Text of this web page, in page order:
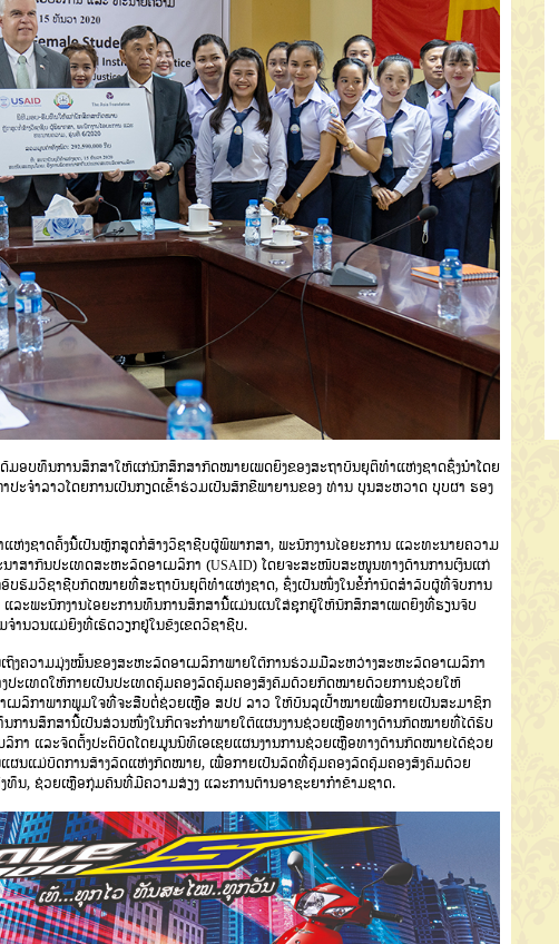
ອບທຶນການສຶກສາໃຫ້ແກ່ນັກສຶກສາກົດໝາຍເພດຍິງຂອງສະຖາບັນຍຸຕິທໍາແຫ່ງຊາດຊຶ່ງນຳໂດຍ
ະຈໍາລາວໂດຍການເປັນກຽດເຂົ້າຮ່ວມເປັນສັກຂີພາຍານຂອງ ທ່ານ ບຸນສະຫວາດ ບຸບຜາ ຮອງ
ຊາດຄັ້ງນີ້ເປັນຫຼັກສູດກໍ່ສ້າງວິຊາຊີບຜູ້ພິພາກສາ, ພະນັກງານໄອຍະການ ແລະທະນາຍຄວາມ
າກົນປະເທດສະຫະລັດອາເມລິກາ (USAID) ໂດຍຈະສະໜັບສະໜູນທາງດ້ານການເງິນແກ່
ບຮົມວິຊາຊີບກົດໝາຍທີ່ສະຖາບັນຍຸຕິທຳແຫ່ງຊາດ, ຊຶ່ງເປັນໜຶ່ງໃນຂໍ້ກໍານົດສໍາລັບຜູ້ທີ່ຈົບການ
ະພະນັກງານໄອຍະການທຶນການສຶກສານີ້ແມ່ນແນໃສ່ຊຸກຍູ້ໃຫ້ນັກສຶກສາເພດຍິງທີ່ຮຽນຈົບ
ານວນແມ່ຍິງທີ່ເຮັດວຽກຢູ່ໃນຂົງເຂດວິຊາຊີບ.
ຖິງຄວາມມຸ່ງໝັ້ນຂອງສະຫະລັດອາເມລິກາພາຍໃຕ້ການຮ່ວມມືລະຫວ່າງສະຫະລັດອາເມລິກາ
ປະເທດໃຫ້ກາຍເປັນປະເທດຄຸ້ມຄອງລັດຄຸ້ມຄອງສັງຄົມດ້ວຍກົດໝາຍດ້ວຍການຊ່ວຍໃຫ້
ມລິກາພາກພູມໃຈທີ່ຈະສືບຕໍ່ຊ່ວຍເຫຼືອ ສປປ ລາວ ໃຫ້ບັນລຸເປົ້າໝາຍເພື່ອກາຍເປັນສະມາຊິກ
ານສຶກສານີ້ເປັນສ່ວນໜຶ່ງໃນກິດຈະກໍາພາຍໃຕ້ແຜນງານຊ່ວຍເຫຼືອທາງດ້ານກົດໝາຍທີ່ໄດ້ຮັບ
ກາ ແລະຈັດຕັ້ງປະຕິບັດໂດຍມູນນິທິເອເຊຍແຜນງານການຊ່ວຍເຫຼືອທາງດ້ານກົດໝາຍໄດ້ຊ່ວຍ
ຜນແມ່ບົດການສ້າງລັດແຫ່ງກົດໝາຍ, ເພື່ອກາຍເປັນລັດທີ່ຄຸ້ມຄອງລັດຄຸ້ມຄອງສັງຄົມດ້ວຍ
ທຶນ, ຊ່ວຍເຫຼືອກຸ່ມຄົນທີ່ມີຄວາມສ່ຽງ ແລະການຕ້ານອາຊະຍາກຳຂ້າມຊາດ.